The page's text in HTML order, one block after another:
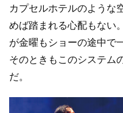
カプセルホテルのような
めば踏まれる心配もない
が金曜もショーの途中で
そのときもこのシステム
だ。